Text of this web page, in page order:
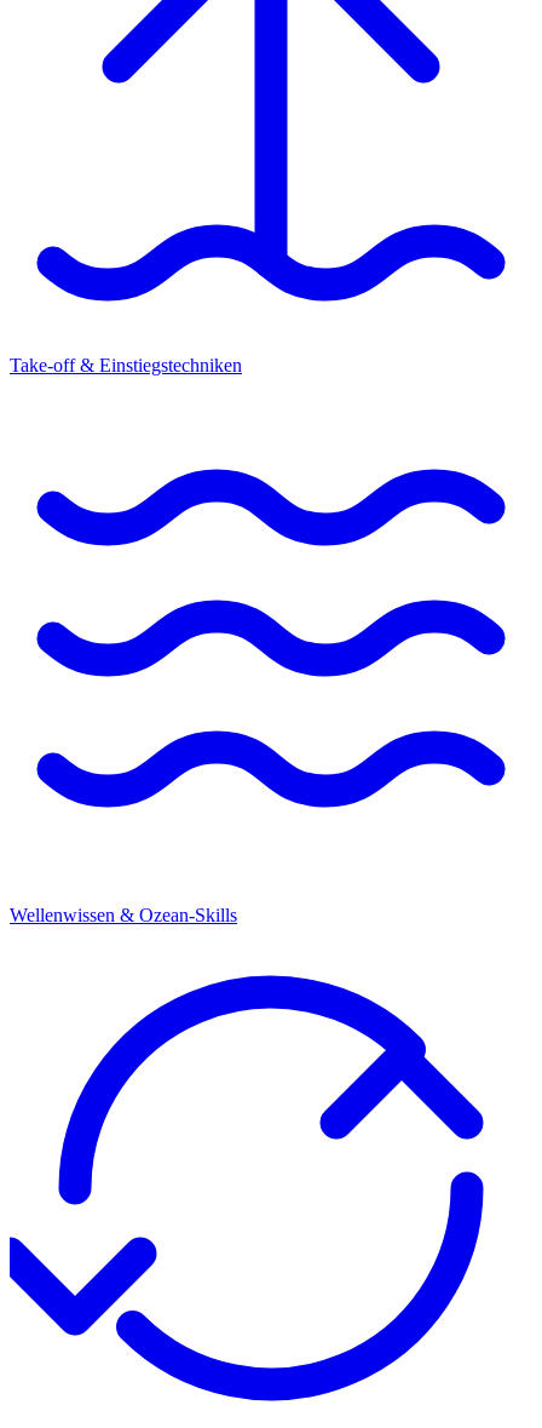
Take-off & Einstiegstechniken
Wellenwissen & Ozean-Skills